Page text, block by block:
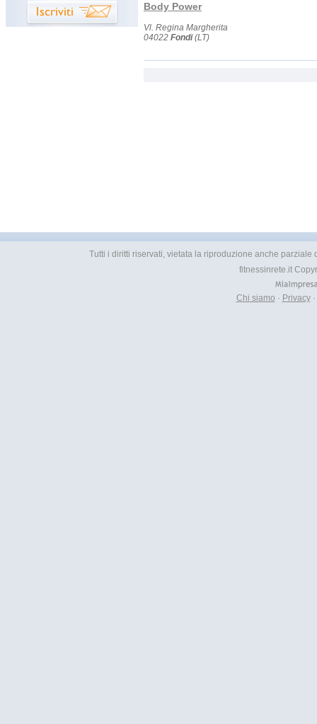
Body Power
Vl. Regina Margherita
04022 Fondi(LT)
Tutti i diritti riservati, vietata la riproduzione anche
fitnessinrete.it
Chi siamo · Privacy·